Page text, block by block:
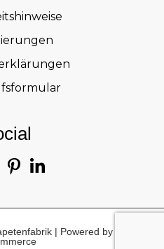
| Powered by marburg